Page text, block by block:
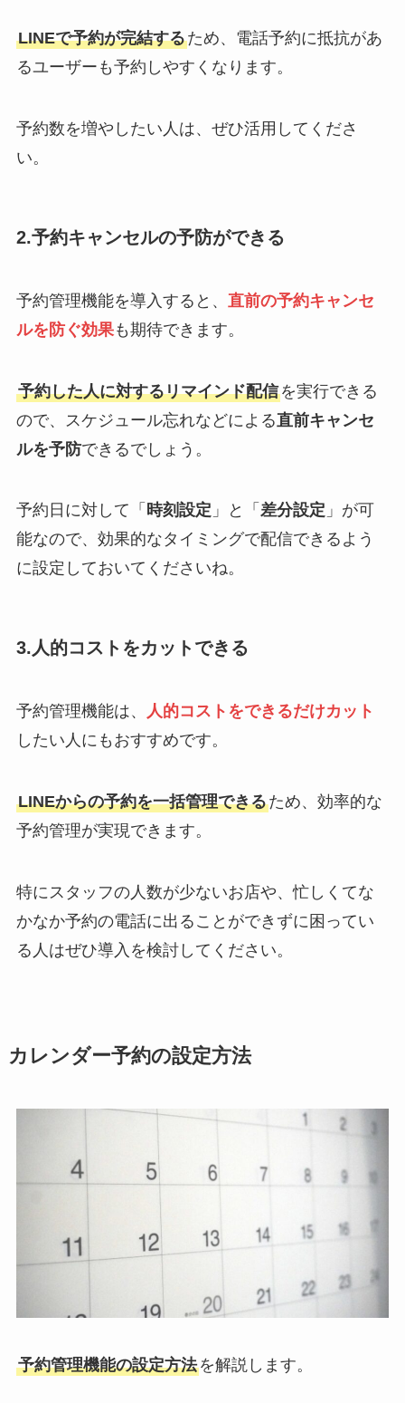
LINEで予約が完結するため、電話予約に抵抗があ
るユーザーも予約しやすくなります。
予約数を増やしたい人は、ぜひ活用してくださ
い。
2.予約キャンセルの予防ができる
予約管理機能を導入すると、 直前の予約キャンセ
ルを防ぐ効果も期待できます。
予約した人に対するリマインド配信を実行できる
ので、スケジュール忘れなどによる直前キャンセ
ルを予防できるでしょう。
予約日に対して「 時刻設定 」と「 差分設定 」が可
能なので、効果的なタイミングで配信できるよう
に設定しておいてくださいね。
3.人的コストをカットできる
予約管理機能は、
人的コストをできるだけカット
したい人にもおすすめです。
LINEからの予約を一括管理できるため、効率的な
予約管理が実現できます。
特にスタッフの人数が少ないお店や、忙しくてな
かなか予約の電話に出ることができずに困ってい
る人はぜひ導入を検討してください。
カレンダー予約の設定方法
予約管理機能の設定方法を解説します。